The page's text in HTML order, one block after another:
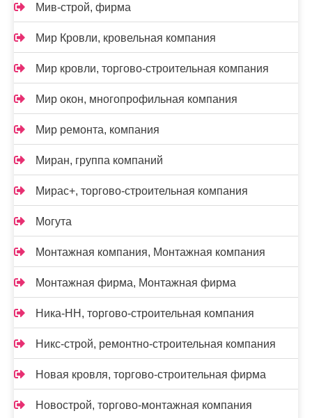
Мив-строй, фирма
Мир Кровли, кровельная компания
Мир кровли, торгово-строительная компания
Мир окон, многопрофильная компания
Мир ремонта, компания
Миран, группа компаний
Мирас+, торгово-строительная компания
Могута
Монтажная компания, Монтажная компания
Монтажная фирма, Монтажная фирма
Ника-НН, торгово-строительная компания
Никс-строй, ремонтно-строительная компания
Новая кровля, торгово-строительная фирма
Новострой, торгово-монтажная компания